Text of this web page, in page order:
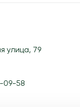
улица, 79
09-58